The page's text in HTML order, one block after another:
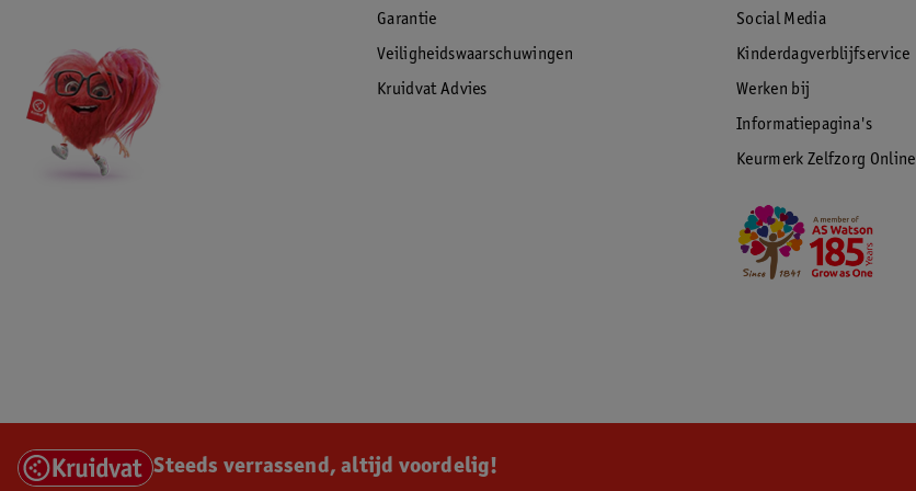
Veiligheidswaarschuwingen:
https://cdn.commaxx.nl/9d38263269f92209579dddfc952709d48dc462af_BC_19_manual_v1.3_NL_FR_EN_DE
_NO_FI_SE.pdf
Garantie
Veiligheidswaarschuwingen
Kruidvat Advies
Social Media
Kinderdagverblijfservice
Werken bij
Informatiepagina's
Keurmerk Zelfzorg Online
Steeds verrassend, altijd voordelig!